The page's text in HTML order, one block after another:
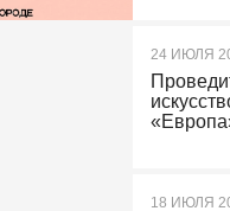
24 ИЮЛЯ
18 ИЮЛЯ